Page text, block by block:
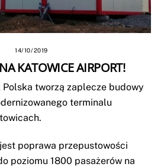
14/10/2019
KATOWICE AIRPORT!
tworzą zaplecze budowy
terminalu
poprawa przepustowości
poziomu 1800 pasażerów na